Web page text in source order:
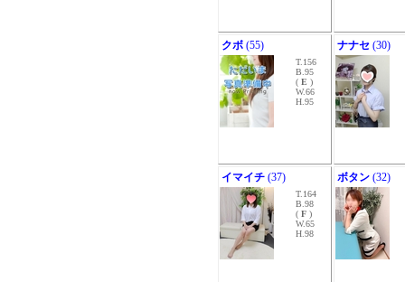
クボ (55)
T.156
B.95
( E )
W.66
H.95
ナナセ (30)
イマイチ (37)
T.164
B.98
( F )
W.65
H.98
ボタン (32)